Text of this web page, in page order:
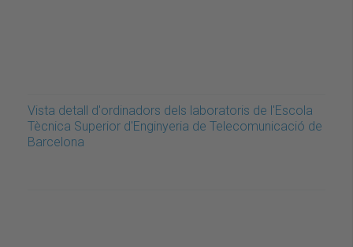
Vista detall d'ordinadors dels laboratoris de l'Escola
Tècnica Superior d'Enginyeria de Telecomunicació de
Barcelona